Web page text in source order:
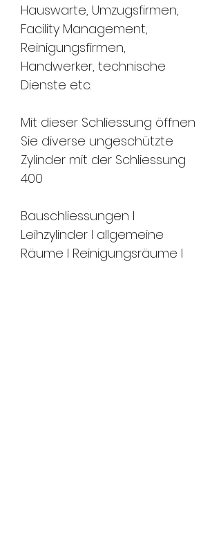
Hauswarte, Umzugsfirmen,
Facility Management,
Reinigungsfirmen,
Handwerker, technische
Dienste etc.
Mit dieser Schliessung öffnen
Sie diverse ungeschützte
Zylinder mit der Schliessung
400
Bauschliessungen I
Leihzylinder I allgemeine
Räume I Reinigungsräume I